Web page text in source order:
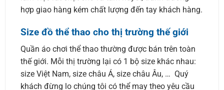
hợp giao hàng kém chất lượng đến tay khách hàng.
Size đồ thể thao cho thị trường thế giới
Quần áo chơi thể thao thường được bán trên toàn
thế giới. Mỗi thị trường lại có 1 bộ size khác nhau:
size Việt Nam, size châu Á, size châu Âu, … Quý
khách đừng lo chúng tôi có thể may theo yêu cầu